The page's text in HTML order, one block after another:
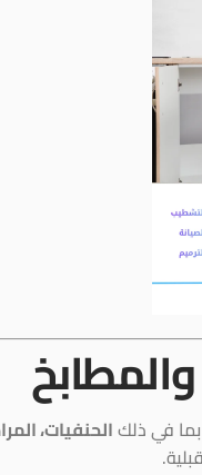
في ذلكالحنفيات،